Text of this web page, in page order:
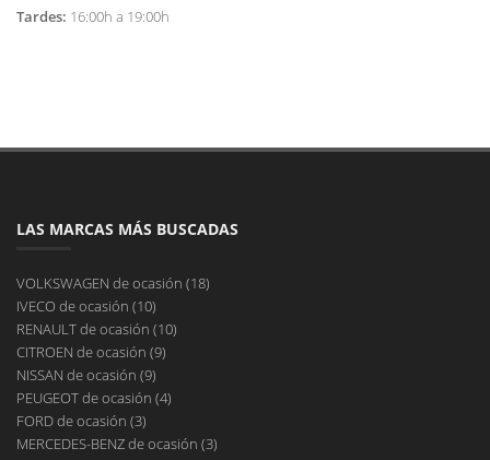
Tardes: 16:00h a 19:00h
LAS MARCAS MÁS BUSCADAS
VOLKSWAGEN de ocasión (18)
IVECO de ocasión (10)
RENAULT de ocasión (10)
CITROEN de ocasión (9)
NISSAN de ocasión (9)
PEUGEOT de ocasión (4)
FORD de ocasión (3)
MERCEDES-BENZ de ocasión (3)